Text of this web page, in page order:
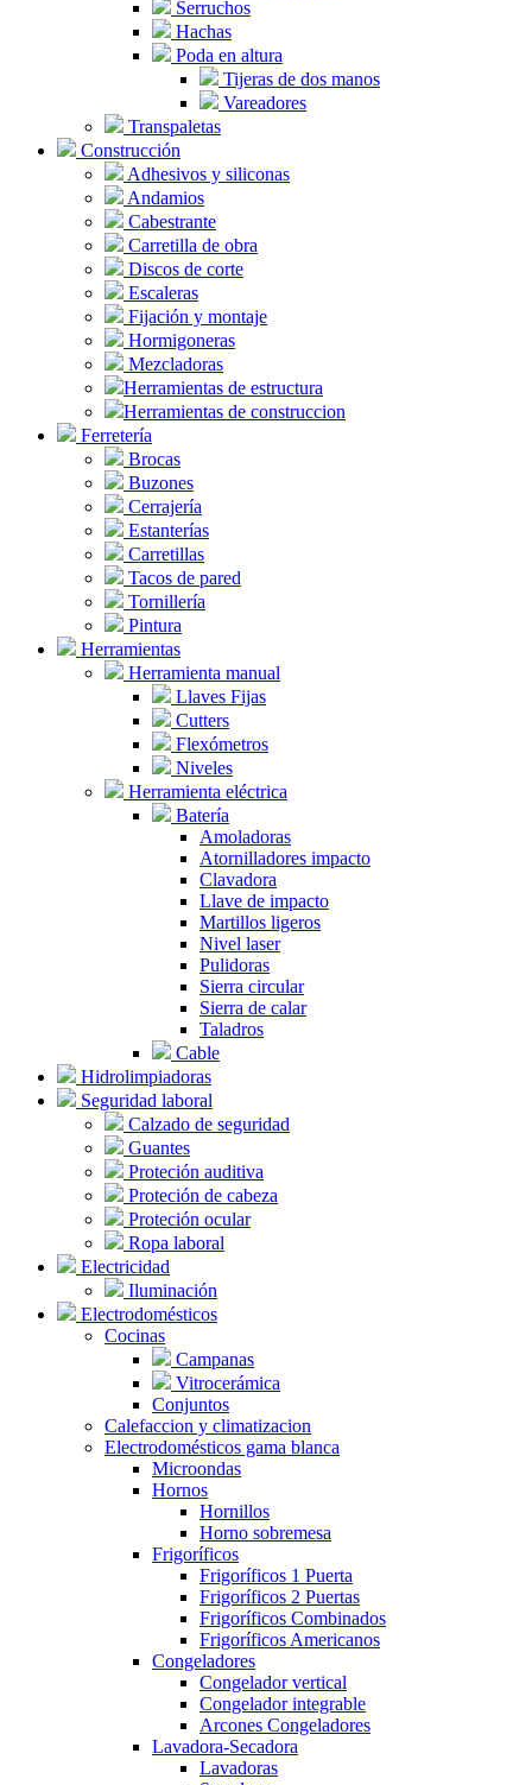
Serruchos
Hachas
Poda en altura
Tijeras de dos manos
Vareadores
Transpaletas
Construcción
Adhesivos y siliconas
Andamios
Cabestrante
Carretilla de obra
Discos de corte
Escaleras
Fijación y montaje
Hormigoneras
Mezcladoras
Herramientas de estructura
Herramientas de construccion
Ferretería
Brocas
Buzones
Cerrajería
Estanterías
Carretillas
Tacos de pared
Tornillería
Pintura
Herramientas
Herramienta manual
Llaves Fijas
Cutters
Flexómetros
Niveles
Herramienta eléctrica
Batería
Amoladoras
Atornilladores impacto
Clavadora
Llave de impacto
Martillos ligeros
Nivel laser
Pulidoras
Sierra circular
Sierra de calar
Taladros
Cable
Hidrolimpiadoras
Seguridad laboral
Calzado de seguridad
Guantes
Proteción auditiva
Proteción de cabeza
Proteción ocular
Ropa laboral
Electricidad
Iluminación
Electrodomésticos
Cocinas
Campanas
Vitrocerámica
Conjuntos
Calefaccion y climatizacion
Electrodomésticos gama blanca
Microondas
Hornos
Hornillos
Horno sobremesa
Frigoríficos
Frigoríficos 1 Puerta
Frigoríficos 2 Puertas
Frigoríficos Combinados
Frigoríficos Americanos
Congeladores
Congelador vertical
Congelador integrable
Arcones Congeladores
Lavadora-Secadora
Lavadoras